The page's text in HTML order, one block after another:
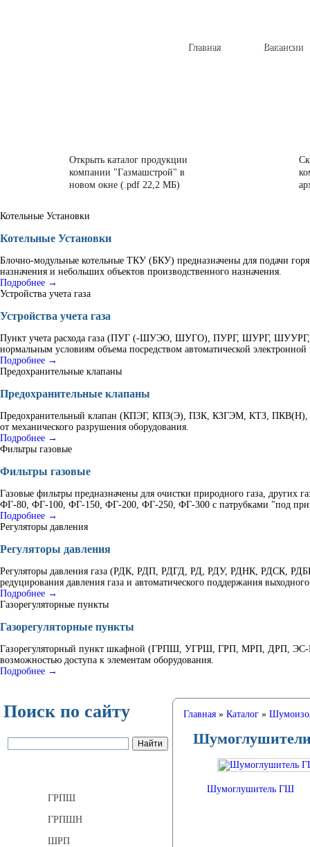
Вакансии
Главная
Открыть каталог продукции
компании "Газмашстрой" в
новом окне (.pdf 22,2 МБ)
Котельные Установки
Котельные Установки
Блочно-модульные котельные ТКУ (БКУ) предназначены для подачи
назначения и небольших объектов производственного назначения.
Подробнее →
Устройства учета газа
Устройства учета газа
Пункт учета расхода газа (ПУГ (-ШУЭО, ШУГО), ПУРГ, ШУРГ, ШУУРГ,
нормальным условиям объема посредством автоматической электронной
Подробнее →
Предохранительные клапаны
Предохранительные клапаны
Предохранительный клапан (КПЭГ, КПЗ(Э), ПЗК, КЗГЭМ, КТЗ, ПКВ(Н),
от механического разрушения оборудования.
Подробнее →
Фильтры газовые
Фильтры газовые
Газовые фильтры предназначены для очистки природного газа, других
ФГ-80, ФГ-100, ФГ-150, ФГ-200, ФГ-250, ФГ-300 с патрубками "под
Подробнее →
Регуляторы давления
Регуляторы давления
Регуляторы давления газа (РДК, РДП, РДГД, РД, РДУ, РДНК, РДСК,
редуцирования давления газа и автоматического поддержания
Подробнее →
Газорегуляторные пункты
Газорегуляторные пункты
Газорегуляторный пункт шкафной (ГРПШ, УГРШ, ГРП, МРП, ДРП, ЭС-
возможностью доступа к элементам оборудования.
Подробнее →
Поиск по сайту
ГРПШ
ГРПШН
ШРП
Главная» Каталог»
Шумоглушитель ГШ